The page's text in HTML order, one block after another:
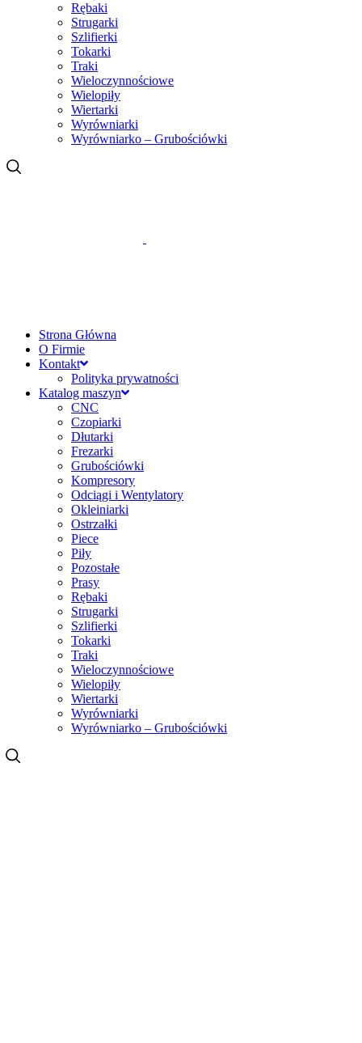
Rębaki
Strugarki
Szlifierki
Tokarki
Traki
Wieloczynnościowe
Wielopiły
Wiertarki
Wyrówniarki
Wyrówniarko – Grubościówki
Strona Główna
O Firmie
Kontakt
Polityka prywatności
Katalog maszyn
CNC
Czopiarki
Dłutarki
Frezarki
Grubościówki
Kompresory
Odciągi i Wentylatory
Okleiniarki
Ostrzałki
Piece
Piły
Pozostałe
Prasy
Rębaki
Strugarki
Szlifierki
Tokarki
Traki
Wieloczynnościowe
Wielopiły
Wiertarki
Wyrówniarki
Wyrówniarko – Grubościówki